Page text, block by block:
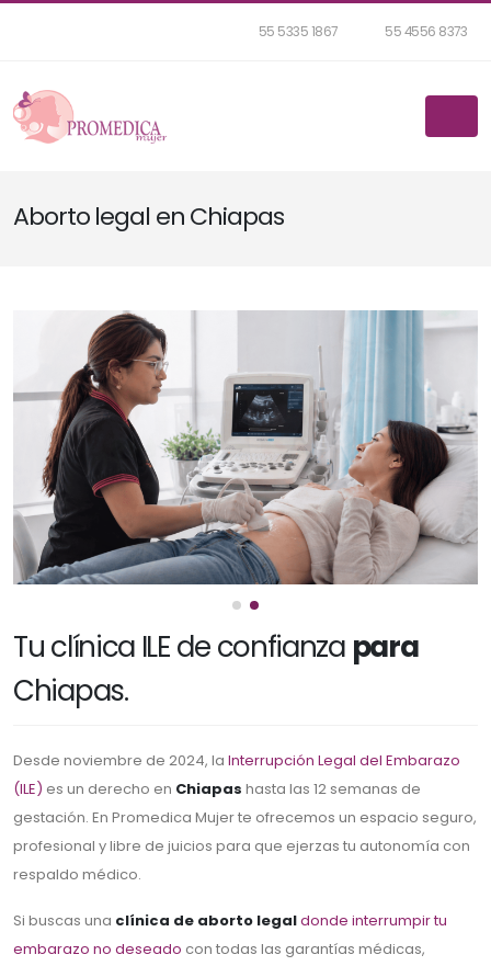
55 5335 1867 55 4556 8373
Aborto legal en Chiapas
Tu clínica ILE de confianza para
Chiapas.
Desde noviembre de 2024, la Interrupción Legal del Embarazo
(ILE) es un derecho en Chiapas hasta las 12 semanas de
gestación. En Promedica Mujer te ofrecemos un espacio seguro,
profesional y libre de juicios para que ejerzas tu autonomía con
respaldo médico.
Si buscas una clínica de aborto legaldonde interrumpir tu
embarazo no deseado con todas las garantías médicas,